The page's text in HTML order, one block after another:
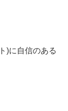
)に自信のある